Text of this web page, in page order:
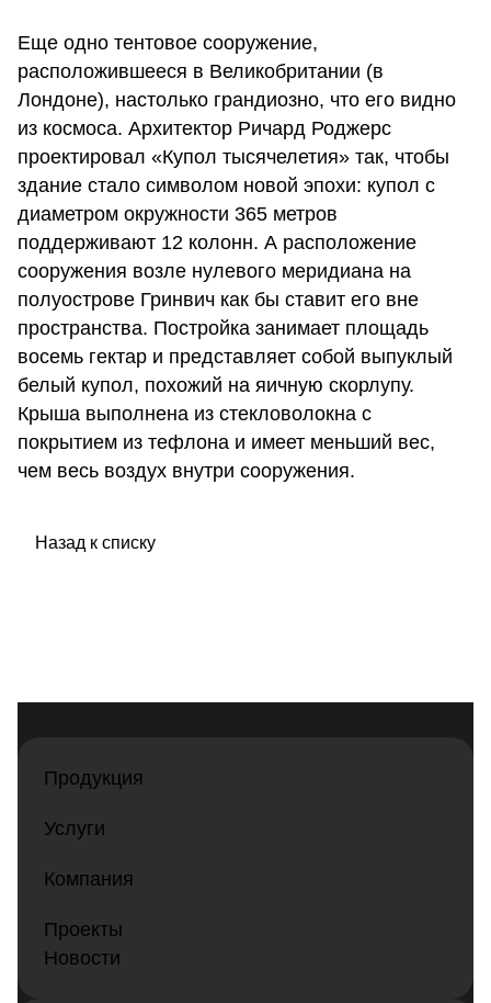
Еще одно тентовое сооружение,
расположившееся в Великобритании (в
Лондоне), настолько грандиозно, что его видно
из космоса. Архитектор Ричард Роджерс
проектировал «Купол тысячелетия» так, чтобы
здание стало символом новой эпохи: купол с
диаметром окружности 365 метров
поддерживают 12 колонн. А расположение
сооружения возле нулевого меридиана на
полуострове Гринвич как бы ставит его вне
пространства. Постройка занимает площадь
восемь гектар и представляет собой выпуклый
белый купол, похожий на яичную скорлупу.
Крыша выполнена из стекловолокна с
покрытием из тефлона и имеет меньший вес,
чем весь воздух внутри сооружения.
Назад к списку
Продукция
Услуги
Компания
Проекты
Новости